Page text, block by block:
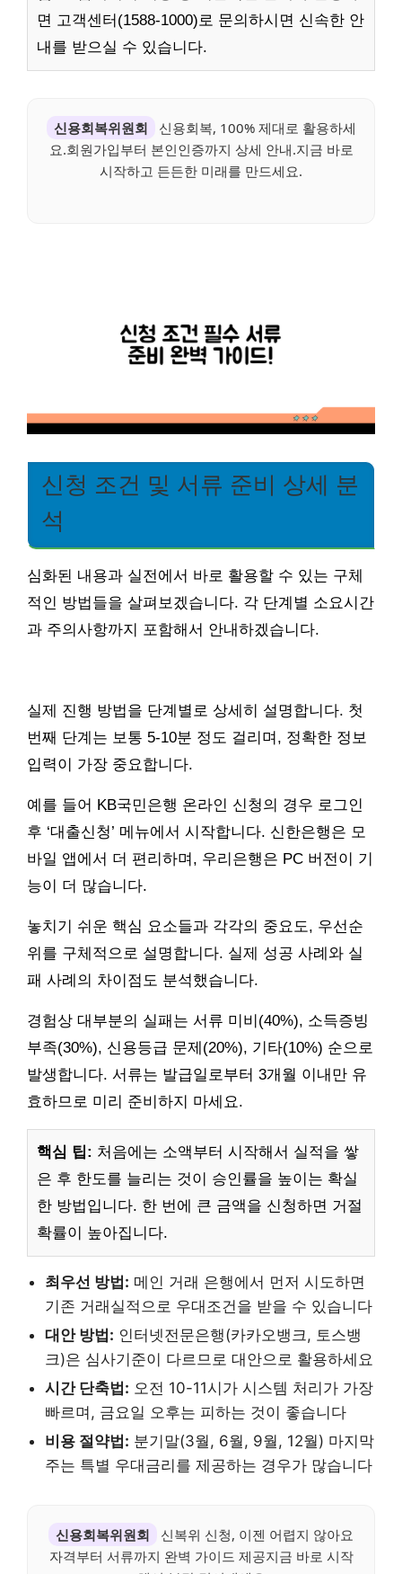
면 고객센터(1588-1000)로 문의하시면 신속한 안
내를 받으실 수 있습니다.
신용회복위원회
신용회복, 100% 제대로 활용하세
요.회원가입부터 본인인증까지 상세 안내.지금 바로
시작하고 든든한 미래를 만드세요.
신청 조건 및 서류 준비 상세 분
석
심화된 내용과 실전에서 바로 활용할 수 있는 구체
적인 방법들을 살펴보겠습니다. 각 단계별 소요시간
과 주의사항까지 포함해서 안내하겠습니다.
실제 진행 방법을 단계별로 상세히 설명합니다. 첫
번째 단계는 보통 5-10분 정도 걸리며, 정확한 정보
입력이 가장 중요합니다.
예를 들어 KB국민은행 온라인 신청의 경우 로그인
후 ‘대출신청’ 메뉴에서 시작합니다. 신한은행은 모
바일 앱에서 더 편리하며, 우리은행은 PC 버전이 기
능이 더 많습니다.
놓치기 쉬운 핵심 요소들과 각각의 중요도, 우선순
위를 구체적으로 설명합니다. 실제 성공 사례와 실
패 사례의 차이점도 분석했습니다.
경험상 대부분의 실패는 서류 미비(40%), 소득증빙
부족(30%), 신용등급 문제(20%), 기타(10%) 순으로
발생합니다. 서류는 발급일로부터 3개월 이내만 유
효하므로 미리 준비하지 마세요.
핵심 팁: 처음에는 소액부터 시작해서 실적을 쌓
은 후 한도를 늘리는 것이 승인률을 높이는 확실
한 방법입니다. 한 번에 큰 금액을 신청하면 거절
확률이 높아집니다.
최우선 방법: 메인 거래 은행에서 먼저 시도하면
기존 거래실적으로 우대조건을 받을 수 있습니다
대안 방법: 인터넷전문은행(카카오뱅크, 토스뱅
크)은 심사기준이 다르므로 대안으로 활용하세요
시간 단축법: 오전 10-11시가 시스템 처리가 가장
빠르며, 금요일 오후는 피하는 것이 좋습니다
비용 절약법: 분기말(3월, 6월, 9월, 12월) 마지막
주는 특별 우대금리를 제공하는 경우가 많습니다
신용회복위원회
신복위 신청, 이젠 어렵지 않아요
자격부터 서류까지 완벽 가이드 제공지금 바로 시작